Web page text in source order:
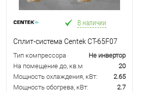
В наличии
Сплит-система Centek CT-65F07
Тип компрессора
Не инвертор
На помещение до, кв.м
20
Мощность охлаждения, кВт:
2.65
Мощность обогрева, кВт:
2.7